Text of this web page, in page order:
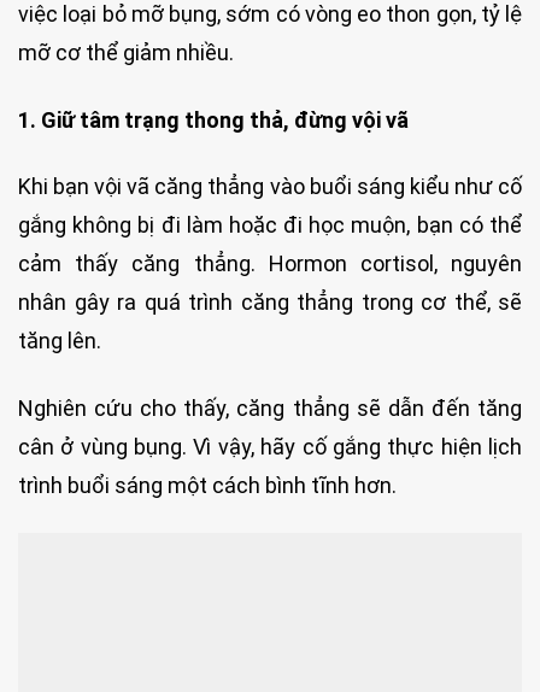
việc loại bỏ mỡ bụng, sớm có vòng eo thon gọn, tỷ lệ
mỡ cơ thể giảm nhiều.
1. Giữ tâm trạng thong thả, đừng vội vã
Khi bạn vội vã căng thẳng vào buổi sáng kiểu như cố
gắng không bị đi làm hoặc đi học muộn, bạn có thể
cảm thấy căng thẳng. Hormon cortisol, nguyên
nhân gây ra quá trình căng thẳng trong cơ thể, sẽ
tăng lên.
Nghiên cứu cho thấy, căng thẳng sẽ dẫn đến tăng
cân ở vùng bụng. Vì vậy, hãy cố gắng thực hiện lịch
trình buổi sáng một cách bình tĩnh hơn.